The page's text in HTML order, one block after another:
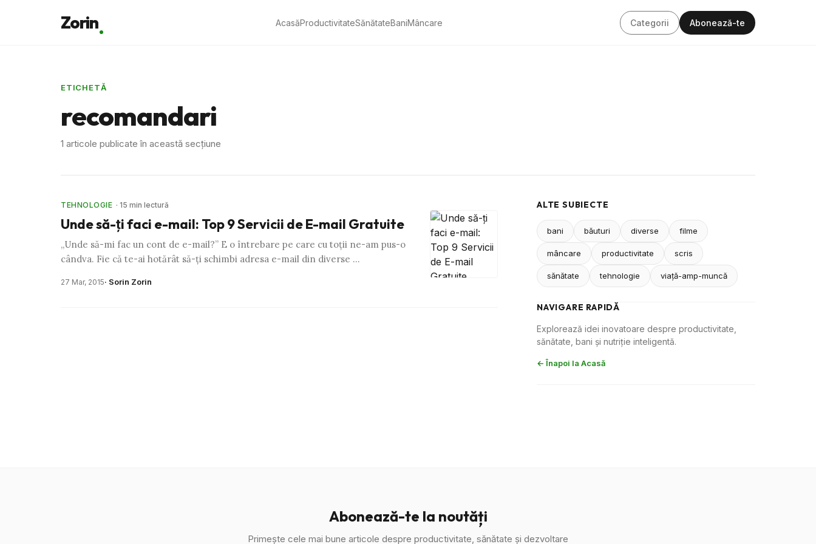
Zorin AcasăProductivitateSănătateBaniMâncare Categorii Abonează-te
ETICHETĂ
recomandari
1 articole publicate în această secțiune
TEHNOLOGIE · 15 min lectură
Unde să-ţi faci e-mail: Top 9 Servicii de E-mail Gratuite
„Unde să-mi fac un cont de e-mail?” E o întrebare pe care cu toţii ne-am pus-o
cândva. Fie că te-ai hotărât să-ţi schimbi adresa e-mail din diverse …
27 Mar, 2015· Sorin Zorin
ALTE SUBIECTE
bani băuturi diverse filme
mâncare productivitate scris
sănătate tehnologie viaţă-amp-muncă
NAVIGARE RAPIDĂ
Explorează idei inovatoare despre productivitate,
sănătate, bani și nutriție inteligentă.
← Înapoi la Acasă
Abonează-te la noutăți
Primește cele mai bune articole despre productivitate, sănătate și dezvoltare